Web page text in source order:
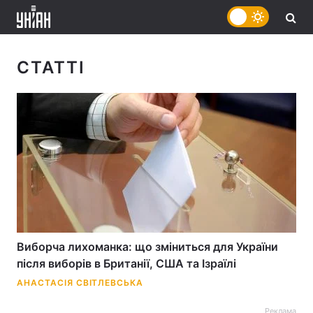
СТАТТІ
Виборча лихоманка: що зміниться для України
після виборів в Британії, США та Ізраїлі
АНАСТАСІЯ СВІТЛЕВСЬКА
Реклама